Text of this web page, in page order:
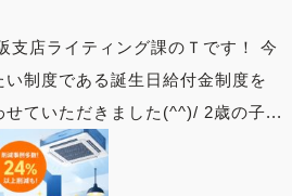
支店ライティング課のＴです！ 今
制度である誕生日給付金制度を
せていただきました(^^)/ 2歳の子...